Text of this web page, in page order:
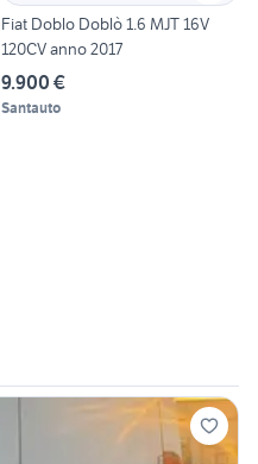
Fiat Doblo Doblò 1.6 MJT 16V
120CV anno 2017
9.900 €
Santauto